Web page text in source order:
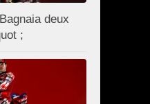
deux
;